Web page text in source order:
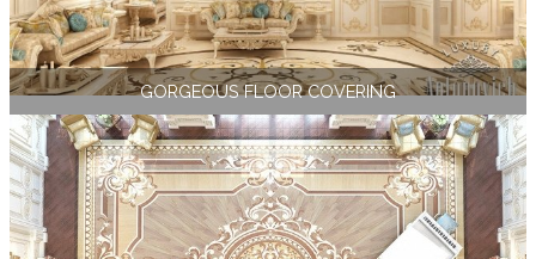
GORGEOUS FLOOR COVERING